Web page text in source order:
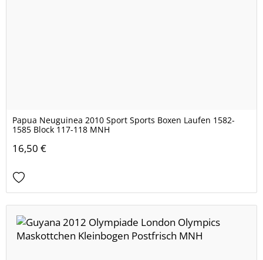
Papua Neuguinea 2010 Sport Sports Boxen Laufen 1582-
1585 Block 117-118 MNH
16,50 €